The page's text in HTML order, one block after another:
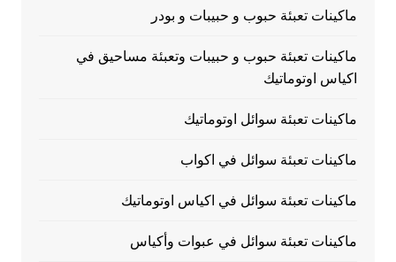
ماكينات تعبئة حبوب و حبيبات و بودر
ماكينات تعبئة حبوب و حبيبات وتعبئة مساحيق في
اكياس اوتوماتيك
ماكينات تعبئة سوائل اوتوماتيك
ماكينات تعبئة سوائل في اكواب
ماكينات تعبئة سوائل في اكياس اوتوماتيك
ماكينات تعبئة سوائل في عبوات وأكياس